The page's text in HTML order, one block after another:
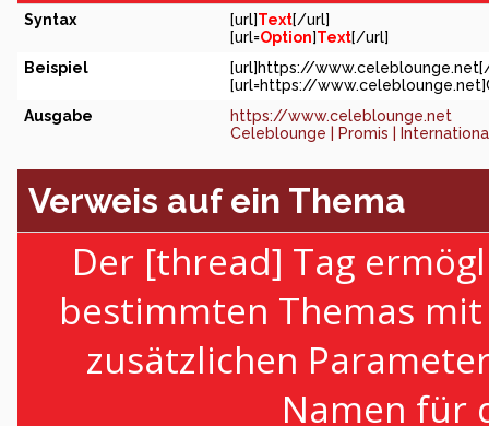
Syntax [url]Text[/url]
[url=Option]Text[/url]
Beispiel
[url]https://
[url=https://
Ausgabe
https://www.celeblounge.net
Celeblounge | Promis |
Verweis auf ein Thema
Der [thread] Tag
bestimmten Themas
zusätzlichen
Namen für